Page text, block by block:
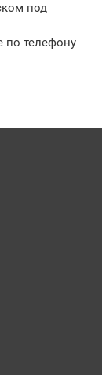
под
по телефону